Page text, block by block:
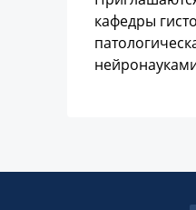
кафедры